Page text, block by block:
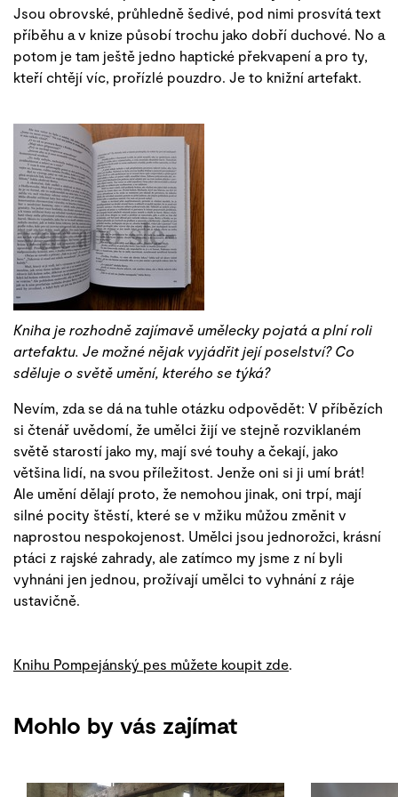
Jsou obrovské, průhledně šedivé, pod nimi prosvítá text
příběhu a v knize působí trochu jako dobří duchové. No a
potom je tam ještě jedno haptické překvapení a pro ty,
kteří chtějí víc, prořízlé pouzdro. Je to knižní artefakt.
Kniha je rozhodně zajímavě umělecky pojatá a plní roli
artefaktu. Je možné nějak vyjádřit její poselství? Co
sděluje o světě umění, kterého se týká?
Nevím, zda se dá na tuhle otázku odpovědět: V příbězích
si čtenář uvědomí, že umělci žijí ve stejně rozviklaném
světě starostí jako my, mají své touhy a čekají, jako
většina lidí, na svou příležitost. Jenže oni si ji umí brát!
Ale umění dělají proto, že nemohou jinak, oni trpí, mají
silné pocity štěstí, které se v mžiku můžou změnit v
naprostou nespokojenost. Umělci jsou jednorožci, krásní
ptáci z rajské zahrady, ale zatímco my jsme z ní byli
vyhnáni jen jednou, prožívají umělci to vyhnání z ráje
ustavičně.
Knihu Pompejánský pes můžete koupit zde
Mohlo by vás zajímat